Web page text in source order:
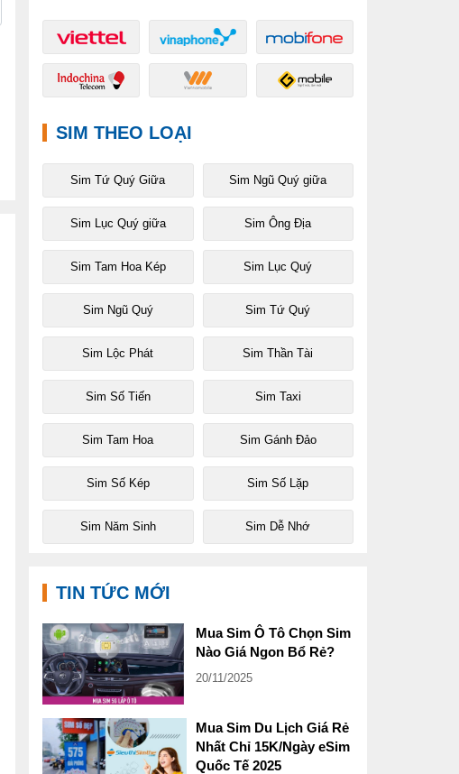
SIM THEO LOẠI
Sim Tứ Quý Giữa Sim Ngũ Quý giữa
Sim Lục Quý giữa Sim Ông Địa
Sim Tam Hoa Kép Sim Lục Quý
Sim Ngũ Quý Sim Tứ Quý
Sim Lộc Phát Sim Thần Tài
Sim Số Tiến Sim Taxi
Sim Tam Hoa Sim Gánh Đảo
Sim Số Kép Sim Số Lặp
Sim Năm Sinh Sim Dễ Nhớ
TIN TỨC MỚI
Mua Sim Ô Tô Chọn Sim
Nào Giá Ngon Bổ Rẻ?
20/11/2025
Mua Sim Du Lịch Giá Rẻ
Nhất Chỉ 15K/Ngày eSim
Quốc Tế 2025